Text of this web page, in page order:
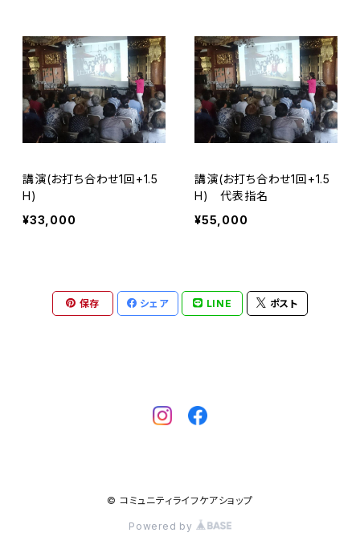
講演(お打ち合わせ1回+1.5
H)
¥33,000
講演(お打ち合わせ1回+1.5
H) 代表指名
¥55,000
保存 シェア LINE ポスト
© コミュニティライフケアショップ
Powered by